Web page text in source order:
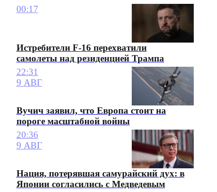
00:17
Истребители F-16 перехватили
самолеты над резиденцией Трампа
22:31
9 АВГ
Вучич заявил, что Европа стоит на
пороге масштабной войны
20:36
9 АВГ
Нация, потерявшая самурайский дух: в
Японии согласились с Медведевым